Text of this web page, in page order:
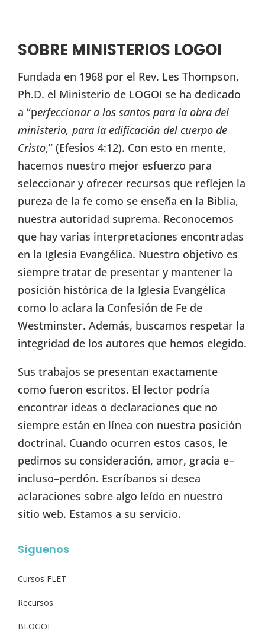
SOBRE MINISTERIOS LOGOI
Fundada en 1968 por el Rev. Les Thompson,
Ph.D. el Ministerio de LOGOI se ha dedicado
a “perfeccionar a los santos para la obra del
ministerio, para la edificación del cuerpo de
Cristo,” (Efesios 4:12). Con esto en mente,
hacemos nuestro mejor esfuerzo para
seleccionar y ofrecer recursos que reflejen la
pureza de la fe como se enseña en la Biblia,
nuestra autoridad suprema. Reconocemos
que hay varias interpretaciones encontradas
en la Iglesia Evangélica. Nuestro objetivo es
siempre tratar de presentar y mantener la
posición histórica de la Iglesia Evangélica
como lo aclara la Confesión de Fe de
Westminster. Además, buscamos respetar la
integridad de los autores que hemos elegido.
Sus trabajos se presentan exactamente
como fueron escritos. El lector podría
encontrar ideas o declaraciones que no
siempre están en línea con nuestra posición
doctrinal. Cuando ocurren estos casos, le
pedimos su consideración, amor, gracia e–
incluso–perdón. Escríbanos si desea
aclaraciones sobre algo leído en nuestro
sitio web. Estamos a su servicio.
Síguenos
Cursos FLET
Recursos
BLOGOI